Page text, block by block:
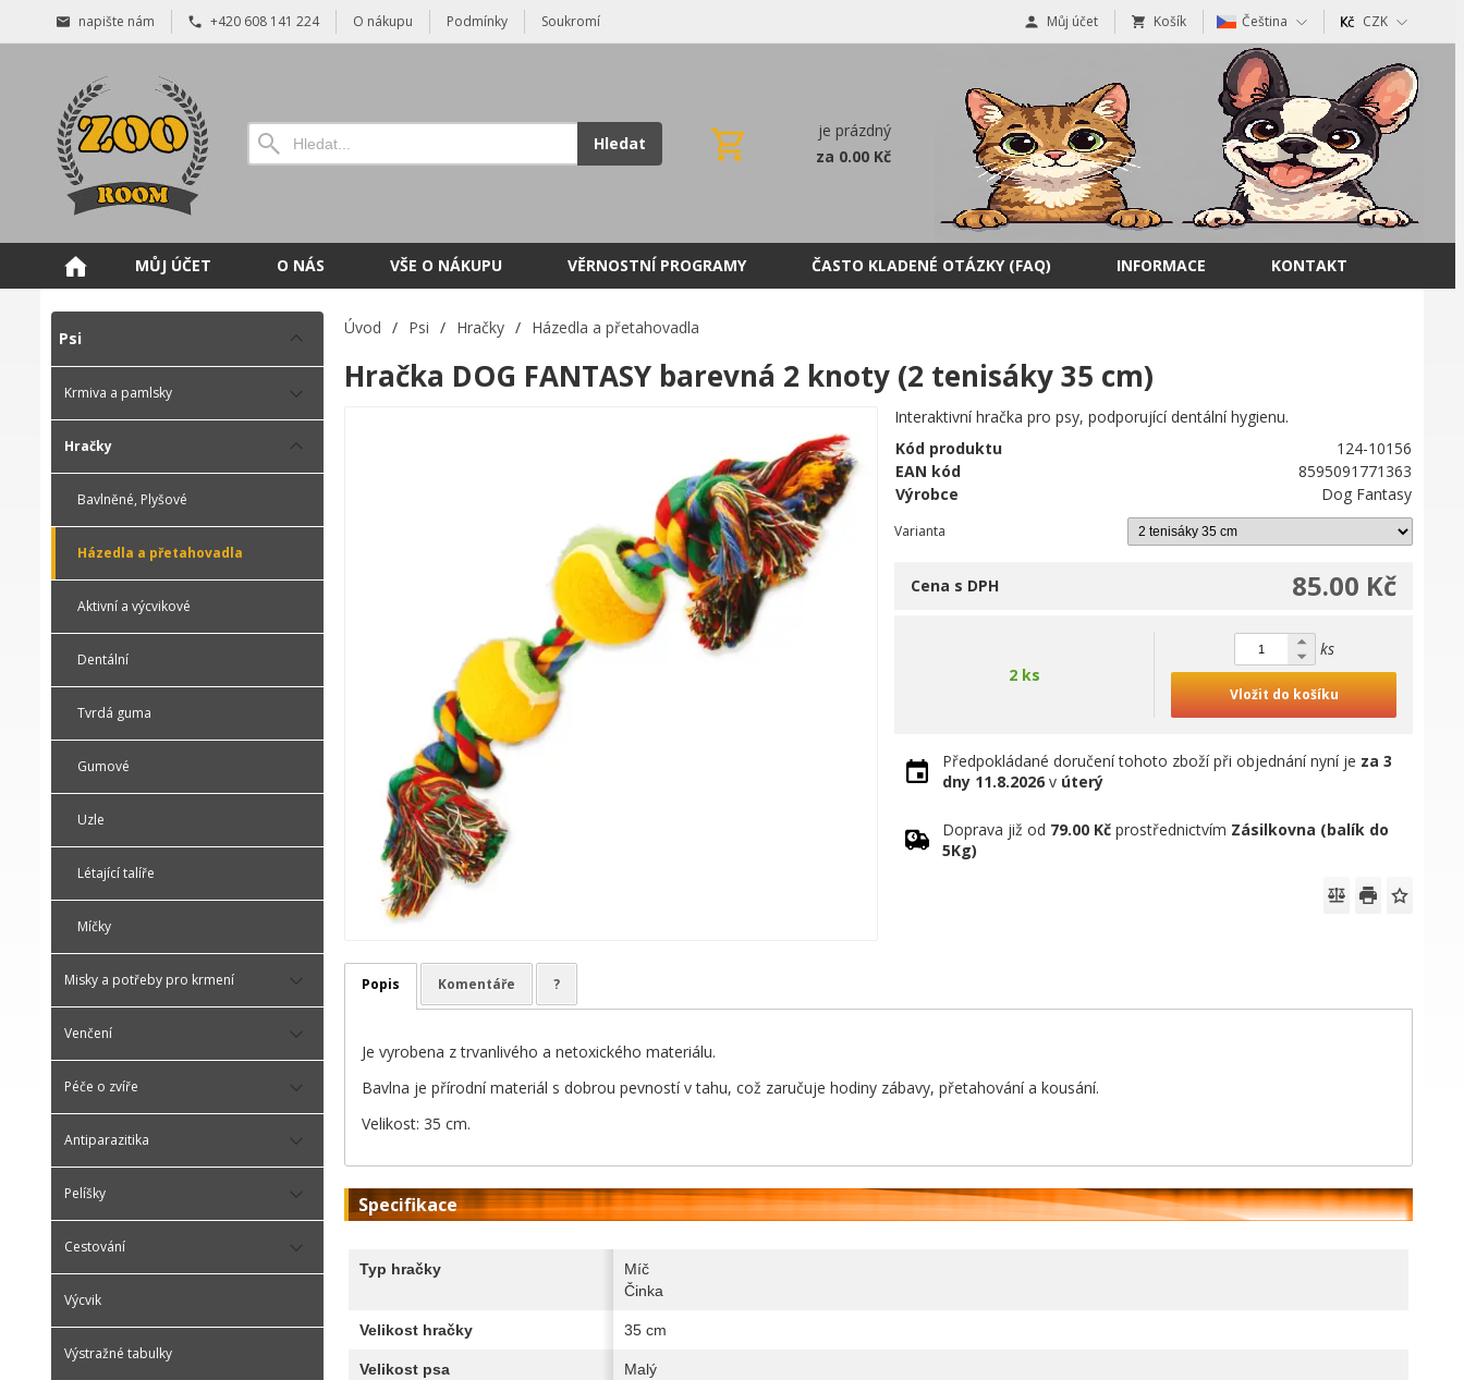
napište nám +420 608 141 224 O nákupu Podmínky Soukromí Můj účet Košík Čeština CZK
Hledat
je prázdný
za 0.00 Kč
MŮJ ÚČET O NÁS VŠE O NÁKUPU VĚRNOSTNÍ PROGRAMY ČASTO KLADENÉ OTÁZKY (FAQ) INFORMACE KONTAKT
Psi
Krmiva a pamlsky
Hračky
Bavlněné, Plyšové
Házedla a přetahovadla
Aktivní a výcvikové
Dentální
Tvrdá guma
Gumové
Uzle
Létající talíře
Míčky
Misky a potřeby pro krmení
Venčení
Péče o zvíře
Antiparazitika
Pelíšky
Cestování
Výcvik
Výstražné tabulky
Úvod / Psi / Hračky / Házedla a přetahovadla
Hračka DOG FANTASY barevná 2 knoty (2 tenisáky 35 cm)
Interaktivní hračka pro psy, podporující dentální hygienu.
Kód produktu
124-10156
EAN kód
8595091771363
Výrobce
Dog Fantasy
Varianta
85.00 Kč
Cena s DPH
2 ks
ks
Vložit do košíku
Předpokládané doručení tohoto zboží při objednání nyní je za 3
dny 11.8.2026 v úterý
Doprava již od 79.00 Kč prostřednictvím Zásilkovna (balík do
5Kg)
Popis Komentáře ?
Je vyrobena z trvanlivého a netoxického materiálu.
Bavlna je přírodní materiál s dobrou pevností v tahu, což zaručuje hodiny zábavy, přetahování a kousání.
Velikost: 35 cm.
Specifikace
Typ hračky
Míč
Činka
Velikost hračky 35 cm
Velikost psa
Malý